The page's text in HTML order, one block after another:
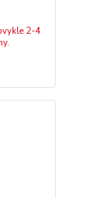
2-4